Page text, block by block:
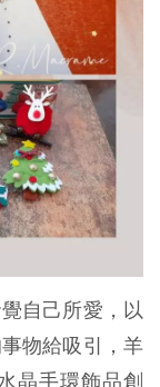
自己所愛，以
物給吸引，羊
晶手環飾品創